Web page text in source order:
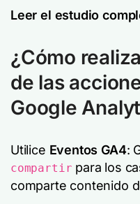
Leer el estudio
¿Cómo
de las
Google
Utilice Eventos GA4:
compartir para los
comparte contenido